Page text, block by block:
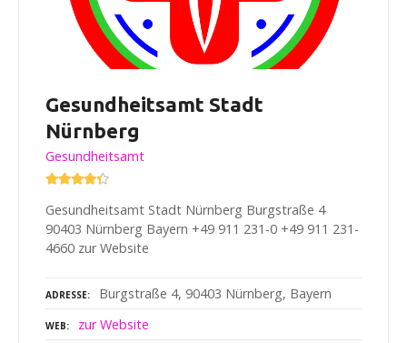
Gesundheitsamt Stadt
Nürnberg
Gesundheitsamt
Gesundheitsamt Stadt Nürnberg Burgstraße 4
90403 Nürnberg Bayern +49 911 231-0 +49 911 231-
4660 zur Website
ADRESSE Burgstraße 4, 90403 Nürnberg, Bayern
WEB zur Website